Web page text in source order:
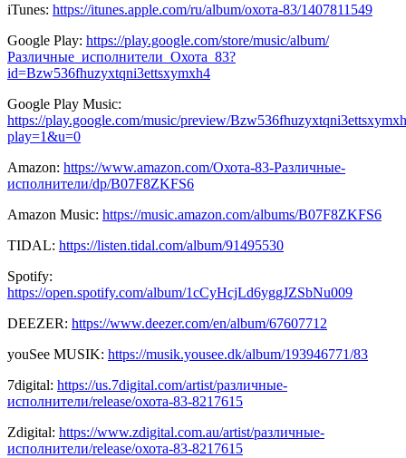
iTunes: https://itunes.apple.com/ru/album/охота-83/1407811549
Google Play: https://play.google.com/store/music/album/
Различные_исполнители_Охота_83?
id=Bzw536fhuzyxtqni3ettsxymxh4
Google Play Music:
https://play.google.com/music/preview/
play=1&u=0
Amazon: https://www.amazon.com/Охота-83-Различные-
исполнители/dp/B07F8ZKFS6
Amazon Music: https://music.amazon.com/albums/B07F8ZKFS6
TIDAL: https://listen.tidal.com/album/91495530
Spotify:
https://open.spotify.com/album/1cCyHcjLd6yggJZSbNu009
DEEZER: https://www.deezer.com/en/album/67607712
youSee MUSIK: https://musik.yousee.dk/album/193946771/83
7digital: https://us.7digital.com/artist/различные-
исполнители/release/охота-83-8217615
Zdigital: https://www.zdigital.com.au/artist/различные-
исполнители/release/охота-83-8217615